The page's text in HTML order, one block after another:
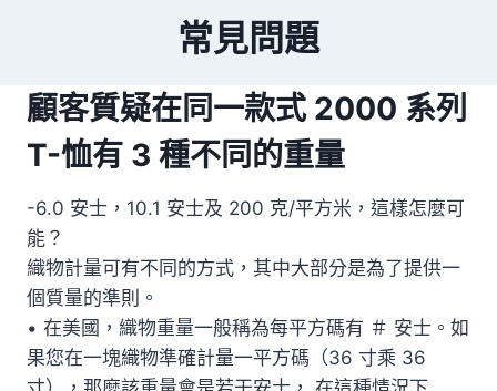
常見問題
顧客質疑在同一款式 2000 系列
T-恤有 3 種不同的重量
-6.0 安士，10.1 安士及 200 克/平方米，這樣怎麼可
能？
織物計量可有不同的方式，其中大部分是為了提供一
個質量的準則。
• 在美國，織物重量一般稱為每平方碼有 ＃ 安士。如
果您在一塊織物準確計量一平方碼（36 寸乘 36